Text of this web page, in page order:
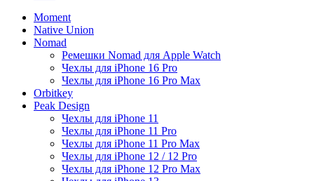
Moment
Native Union
Nomad
Ремешки Nomad для Apple Watch
Чехлы для iPhone 16 Pro
Чехлы для iPhone 16 Pro Max
Orbitkey
Peak Design
Чехлы для iPhone 11
Чехлы для iPhone 11 Pro
Чехлы для iPhone 11 Pro Max
Чехлы для iPhone 12 / 12 Pro
Чехлы для iPhone 12 Pro Max